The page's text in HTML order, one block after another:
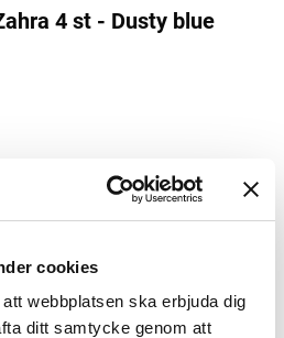
cookies
webbplatsen ska erbjuda dig
ditt samtycke genom att
4 st - Dusty blue